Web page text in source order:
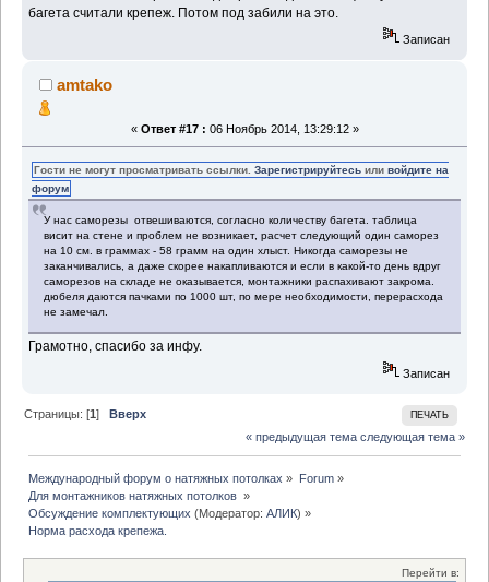
багета считали крепеж. Потом под забили на это.
Записан
amtako
« Ответ #17 : 06 Ноябрь 2014, 13:29:12 »
Гости не могут просматривать ссылки.Зарегистрируйтесь иливойдите на
форум
У нас саморезы отвешиваются, согласно количеству багета. таблица
висит на стене и проблем не возникает, расчет следующий один саморез
на 10 см. в граммах - 58 грамм на один хлыст. Никогда саморезы не
заканчивались, а даже скорее накапливаются и если в какой-то день вдруг
саморезов на складе не оказывается, монтажники распахивают закрома.
дюбеля даются пачками по 1000 шт, по мере необходимости, перерасхода
не замечал.
Грамотно, спасибо за инфу.
Записан
ПЕЧАТЬ
Страницы: [1]Вверх
« предыдущая тема следующая тема »
Международный форум о натяжных потолках » Forum»
Для монтажников натяжных потолков »
Обсуждение комплектующих (Модератор:АЛИК) »
Норма расхода крепежа.
Перейти в: